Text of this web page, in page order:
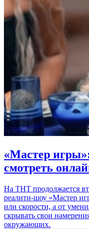
«Мастер
смотреть
На ТНТ продолжается
реалити-шоу «Мастер
или скорости, а от
скрывать свои
окружающих.